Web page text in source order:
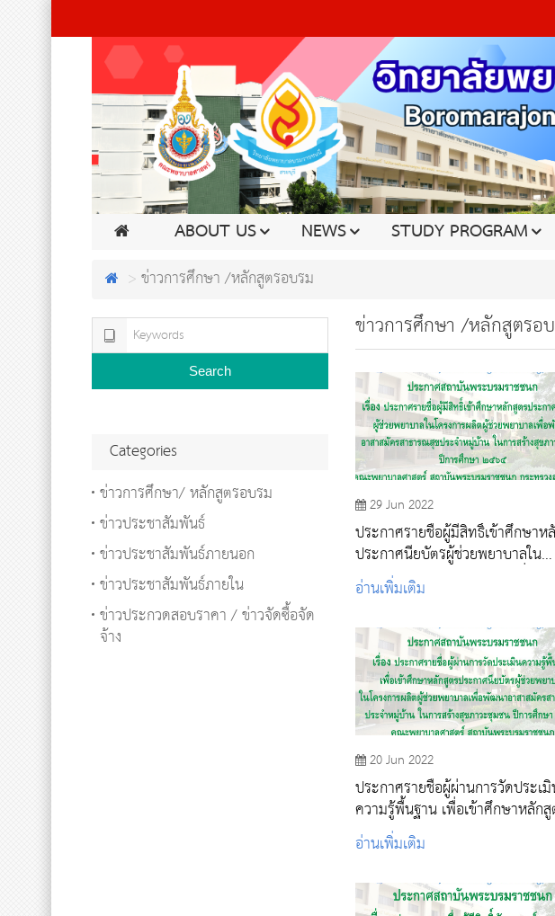
ABOUT US NEWS STUDY PROGRAM
ข่าวการศึกษา /หลักสูตรอบรม
ข่าวการศึกษา /หลักสูตรอ
29 Jun 2022
ประกาศรายชื่อผู้มีสิทธิ์เข้าศึกษาห
ประกาศนียบัตรผู้ช่วยพยาบาลใน
โครงการผลิตผู้ช่วยพยาบาลเพื่อพัฒ
อาสาสมัครสาธารณสุขประจำหมู่บ้า
๒๕๖๕
อ่านเพิ่มเติม
20 Jun 2022
ประกาศรายชื่อผู้ผ่านการวัดประเ
ความรู้พื้นฐาน เพื่อเข้าศึกษาหลัก
ประกาศนียบัตรผู้ช่วยพยาบาลฯ ปีก
ศึกษา ๒๕๖๕
อ่านเพิ่มเติม
Search
Categories
ข่าวการศึกษา/ หลักสูตรอบรม
ข่าวประชาสัมพันธ์
ข่าวประชาสัมพันธ์ภายนอก
ข่าวประชาสัมพันธ์ภายใน
ข่าวประกวดสอบราคา / ข่าวจัดซื้อจัด
จ้าง